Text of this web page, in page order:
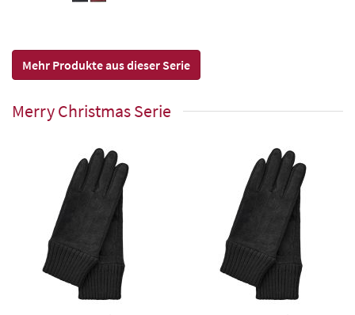
Mehr Produkte aus dieser Serie
Merry Christmas Serie